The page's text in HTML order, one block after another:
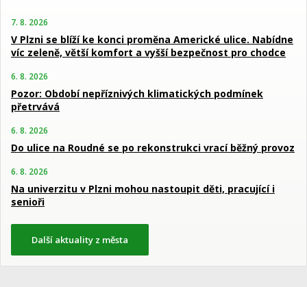
7. 8. 2026
V Plzni se blíží ke konci proměna Americké ulice. Nabídne
víc zeleně, větší komfort a vyšší bezpečnost pro chodce
6. 8. 2026
Pozor: Období nepříznivých klimatických podmínek
přetrvává
6. 8. 2026
Do ulice na Roudné se po rekonstrukci vrací běžný provoz
6. 8. 2026
Na univerzitu v Plzni mohou nastoupit děti, pracující i
senioři
Další aktuality z města